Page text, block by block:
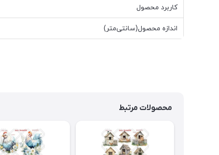
کاربرد محصول
اندازه محصول(سانتی‌متر)
محصولات مرتبط